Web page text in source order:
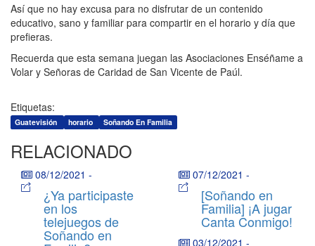
Así que no hay excusa para no disfrutar de un contenido
educativo, sano y familiar para compartir en el horario y día que
prefieras.
Recuerda que esta semana juegan las Asociaciones Enséñame a
Volar y Señoras de Caridad de San Vicente de Paúl.
Etiquetas:
Guatevisión horario Soñando En Familia
RELACIONADO
08/12/2021 -
¿Ya participaste
en los
telejuegos de
Soñando en
07/12/2021 -
[Soñando en
Familia] ¡A jugar
Canta Conmigo!
03/12/2021 -